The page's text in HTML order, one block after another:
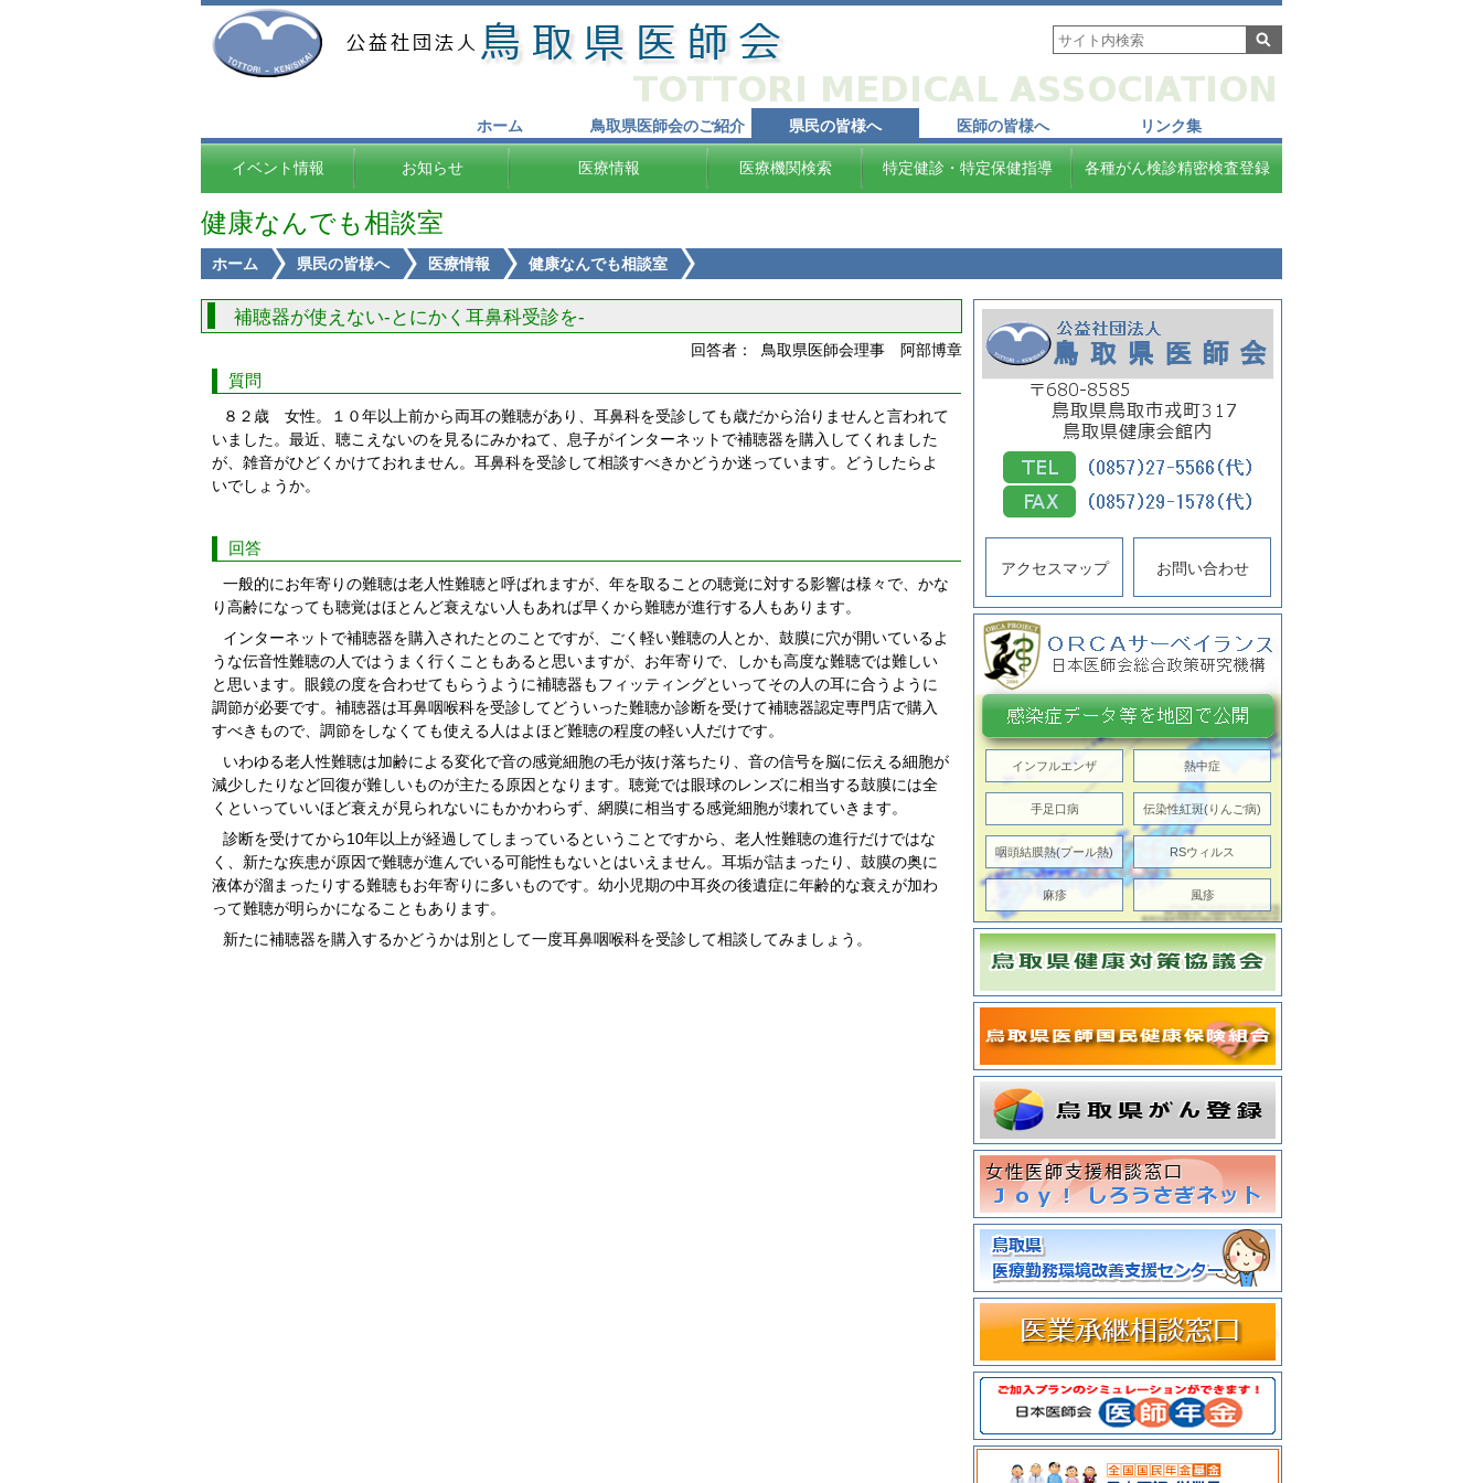
ホーム 鳥取県医師会のご紹介 県民の皆様へ 医師の皆様へ リンク集
イベント情報 お知らせ 医療情報 医療機関検索 特定健診・特定保健指導 各種がん検診精密検査登録
健康なんでも相談室
ホーム 県民の皆様へ 医療情報 健康なんでも相談室
補聴器が使えない-とにかく耳鼻科受診を-
回答者： 鳥取県医師会理事 阿部博章
質問
８２歳 女性。１０年以上前から両耳の難聴があり、耳鼻科を受診しても歳だから治りませんと言われて
いました。最近、聴こえないのを見るにみかねて、息子がインターネットで補聴器を購入してくれました
が、雑音がひどくかけておれません。耳鼻科を受診して相談すべきかどうか迷っています。どうしたらよ
いでしょうか。
回答
一般的にお年寄りの難聴は老人性難聴と呼ばれますが、年を取ることの聴覚に対する影響は様々で、かな
り高齢になっても聴覚はほとんど衰えない人もあれば早くから難聴が進行する人もあります。
インターネットで補聴器を購入されたとのことですが、ごく軽い難聴の人とか、鼓膜に穴が開いているよ
うな伝音性難聴の人ではうまく行くこともあると思いますが、お年寄りで、しかも高度な難聴では難しい
と思います。眼鏡の度を合わせてもらうように補聴器もフィッティングといってその人の耳に合うように
調節が必要です。補聴器は耳鼻咽喉科を受診してどういった難聴か診断を受けて補聴器認定専門店で購入
すべきもので、調節をしなくても使える人はよほど難聴の程度の軽い人だけです。
いわゆる老人性難聴は加齢による変化で音の感覚細胞の毛が抜け落ちたり、音の信号を脳に伝える細胞が
減少したりなど回復が難しいものが主たる原因となります。聴覚では眼球のレンズに相当する鼓膜には全
くといっていいほど衰えが見られないにもかかわらず、網膜に相当する感覚細胞が壊れていきます。
診断を受けてから10年以上が経過してしまっているということですから、老人性難聴の進行だけではな
く、新たな疾患が原因で難聴が進んでいる可能性もないとはいえません。耳垢が詰まったり、鼓膜の奥に
液体が溜まったりする難聴もお年寄りに多いものです。幼小児期の中耳炎の後遺症に年齢的な衰えが加わ
って難聴が明らかになることもあります。
新たに補聴器を購入するかどうかは別として一度耳鼻咽喉科を受診して相談してみましょう。
アクセスマップ お問い合わせ
インフルエンザ 熱中症
手足口病 伝染性紅斑(りんご病)
咽頭結膜熱(プール熱) RSウィルス
麻疹 風疹